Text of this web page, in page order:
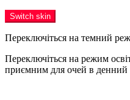
Switch skin
Переключіться на темний
Переключіться на режим
приємним для очей в денний